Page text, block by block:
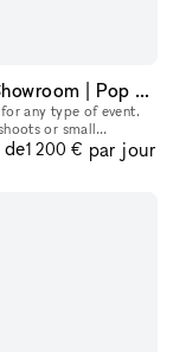
Central & Spacious Gallery Space | Showroom | Pop Up Location
any type of event.
or small
Allee, in Berlin
1 200 € par jour